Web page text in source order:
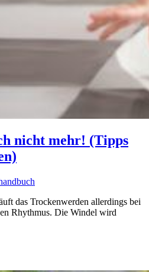
nicht mehr! (Tipps
das Trockenwerden allerdings bei
Rhythmus. Die Windel wird